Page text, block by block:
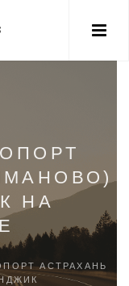
НА
АСТРАХАНЬ